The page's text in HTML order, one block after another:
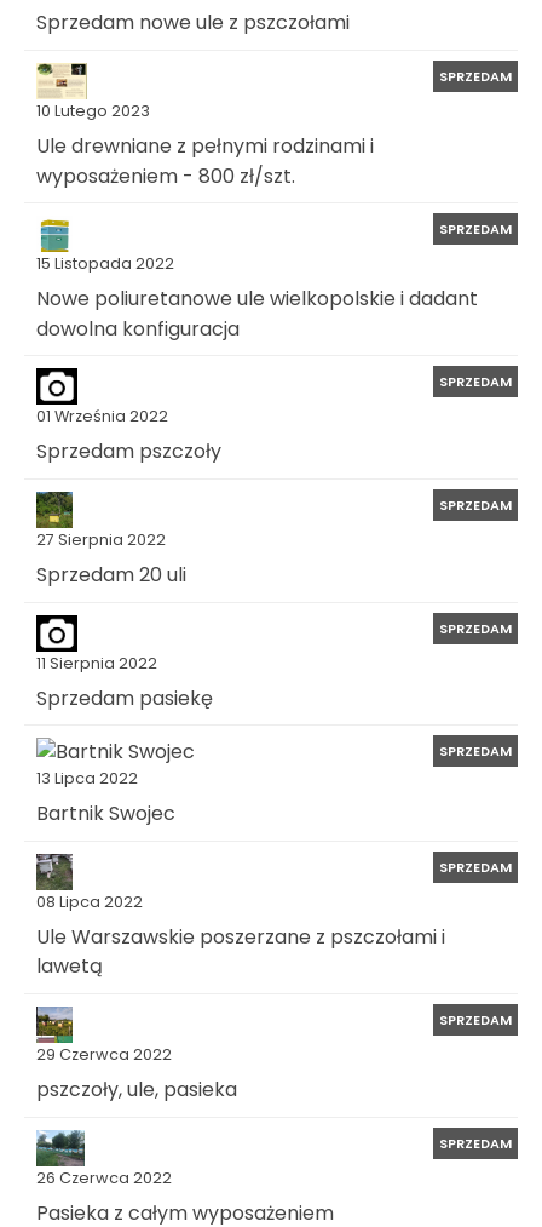
Sprzedam nowe ule z pszczołami
10 Lutego 2023
SPRZEDAM
Ule drewniane z pełnymi rodzinami i
wyposażeniem - 800 zł/szt.
15 Listopada 2022
SPRZEDAM
Nowe poliuretanowe ule wielkopolskie i dadant
dowolna konfiguracja
01 Września 2022
SPRZEDAM
Sprzedam pszczoły
27 Sierpnia 2022
SPRZEDAM
Sprzedam 20 uli
11 Sierpnia 2022
SPRZEDAM
Sprzedam pasiekę
13 Lipca 2022
SPRZEDAM
Bartnik Swojec
08 Lipca 2022
SPRZEDAM
Ule Warszawskie poszerzane z pszczołami i
lawetą
29 Czerwca 2022
SPRZEDAM
pszczoły, ule, pasieka
26 Czerwca 2022
SPRZEDAM
Pasieka z całym wyposażeniem